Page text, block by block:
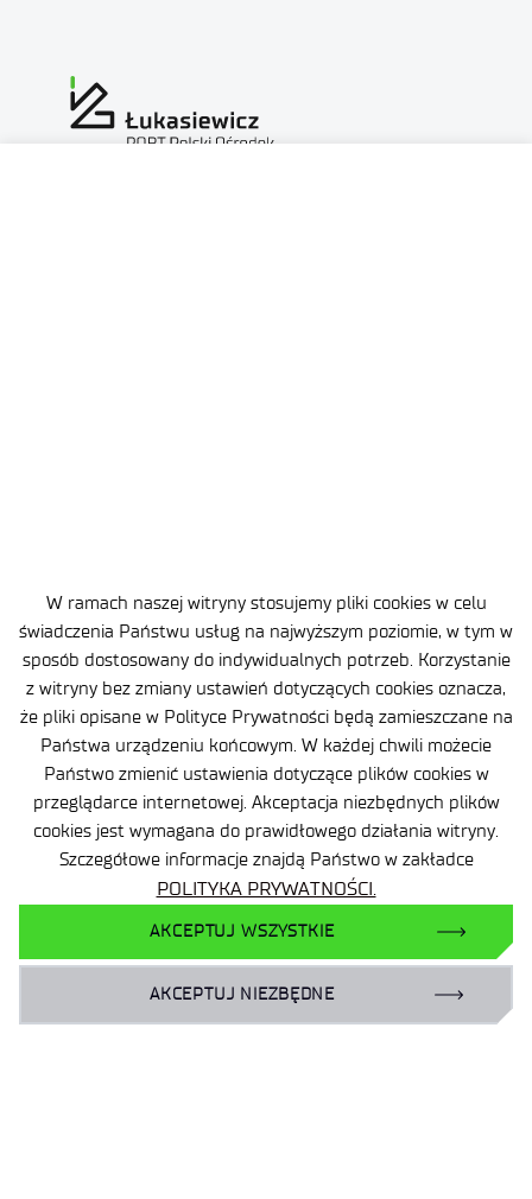
W ramach naszej witryny stosujemy pliki cookies w celu
świadczenia Państwu usług na najwyższym poziomie, w tym w
sposób dostosowany do indywidualnych potrzeb. Korzystanie
z witryny bez zmiany ustawień dotyczących cookies oznacza,
że pliki opisane w Polityce Prywatności będą zamieszczane na
Państwa urządzeniu końcowym. W każdej chwili możecie
Państwo zmienić ustawienia dotyczące plików cookies w
przeglądarce internetowej. Akceptacja niezbędnych plików
cookies jest wymagana do prawidłowego działania witryny.
Szczegółowe informacje znajdą Państwo w zakładce
POLITYKA PRYWATNOŚCI.
AKCEPTUJ WSZYSTKIE
AKCEPTUJ NIEZBĘDNE
Baza Wiedzy
Projekty
Ogrody Doświadczeń
Branżowy Punkt Kontaktowy
BIP
Deklaracja dostępności
Dane osobowe
Polityka prywatności
Sieć Eduroam